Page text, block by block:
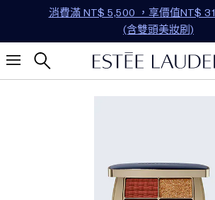
消費滿 NT$ 5,500 ，享價值NT$
(含雙頭美妝刷)